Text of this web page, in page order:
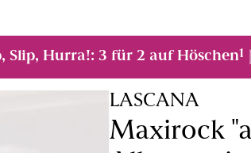
Slip, Hurra!: 3 für 2 auf Höschen1
LASCANA
Maxirock